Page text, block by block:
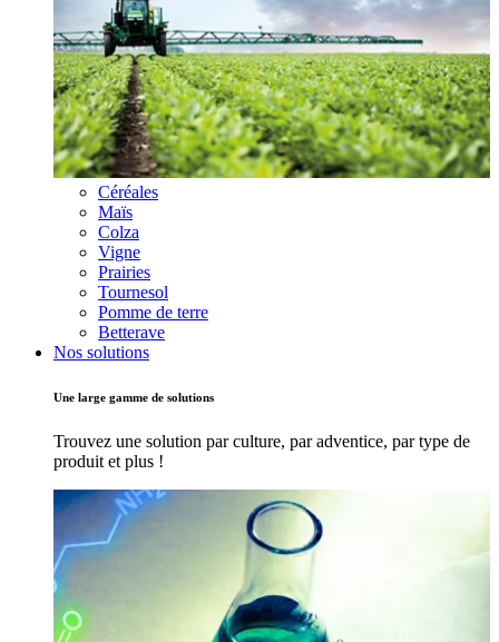
Céréales
Maïs
Colza
Vigne
Prairies
Tournesol
Pomme de terre
Betterave
Nos solutions
Une large gamme de solutions
Trouvez une solution par culture, par adventice, par type de
produit et plus !